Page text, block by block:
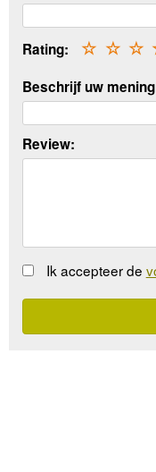
Rating: ☆
☆
☆
Beschrijf uw
Review:
Ik accepteer de